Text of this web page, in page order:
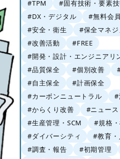
#TPM
#固有技術・要素
#DX・デジタル
#無料会員
#安全・衛生
#保全マネジ
#改善活動
#FREE
#開発・設計・エンジニアリ
#品質保全
#個別改善
#自主保全
#計画保全
#カーボンニュートラル
#
#からくり改善
#ニュー
#生産管理・SCM
#規格
#ダイバーシティ
#教育・
#調査・報告
#初期管理